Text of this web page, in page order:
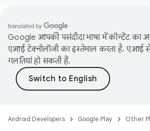
Google आपकी पसंदीदा भाषा में कॉन्टेंट का
एआई टेक्नोलॉजी का इस्तेमाल करता है. एआई
गलतियां हो सकती हैं.
Android Developers Google Play Other